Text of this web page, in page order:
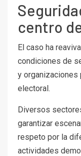
centro
El caso ha
condiciones de
y organizaciones
electoral.
Diversos
garantizar
respeto por la
actividades